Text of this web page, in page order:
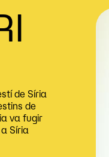
de Síria
de
va fugir
Síria